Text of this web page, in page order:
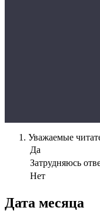
Уважаемые
Да
Затрудняюсь
Нет
Дата месяца